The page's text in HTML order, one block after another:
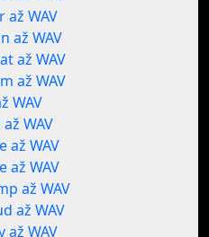
až WAV
až WAV
až WAV
až WAV
WAV
WAV
až WAV
až WAV
až WAV
až WAV
až WAV